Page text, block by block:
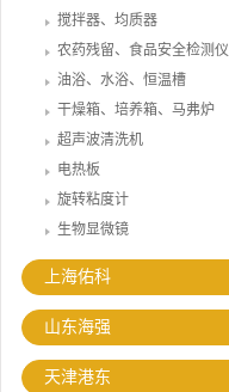
搅拌器、均质器
农药残留、食品安全检测仪
油浴、水浴、恒温槽
干燥箱、培养箱、马弗炉
超声波清洗机
电热板
旋转粘度计
生物显微镜
上海佑科
山东海强
天津港东